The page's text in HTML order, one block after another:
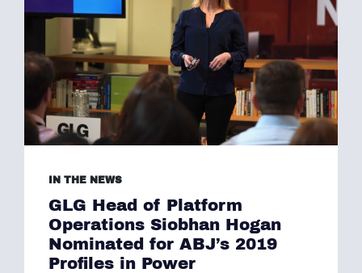
IN THE NEWS
GLG Head of Platform
Operations Siobhan Hogan
Nominated for ABJ’s 2019
Profiles in Power